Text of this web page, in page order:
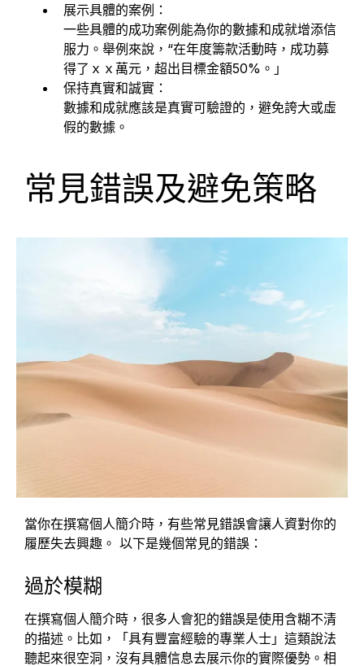
展示具體的案例：
一些具體的成功案例能為你的數據和成就增添信
服力。舉例來說，“在年度籌款活動時，成功募
得了ｘｘ萬元，超出目標金額50%。」
保持真實和誠實：
數據和成就應該是真實可驗證的，避免誇大或虛
假的數據。
常見錯誤及避免策略
當你在撰寫個人簡介時，有些常見錯誤會讓人資對你的
履歷失去興趣。 以下是幾個常見的錯誤：
過於模糊
在撰寫個人簡介時，很多人會犯的錯誤是使用含糊不清
的描述。比如，「具有豐富經驗的專業人士」這類說法
聽起來很空洞，沒有具體信息去展示你的實際優勢。相